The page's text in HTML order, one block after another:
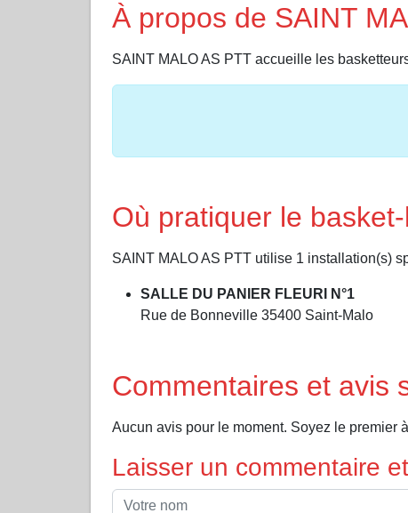
À propos de SAINT
SAINT MALO AS PTT accueille les
Où pratiquer le
SAINT MALO AS PTT utilise 1 installation(s)
SALLE DU PANIER FLEURI N°1
Rue de Bonneville 35400 Saint-Malo
Commentaires et avis
Aucun avis pour le moment. Soyez le premier
Laisser un commentaire